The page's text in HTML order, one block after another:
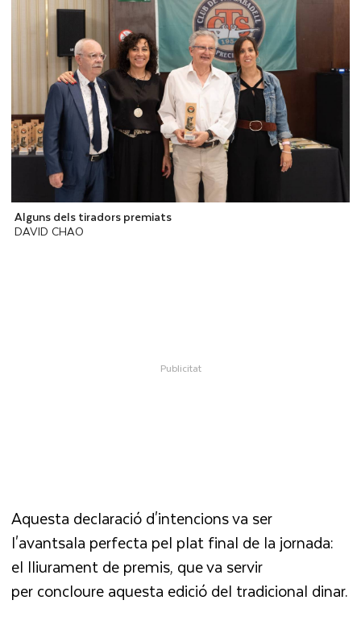
Alguns dels tiradors premiats
DAVID CHAO
Aquesta declaració d'intencions va ser
l'avantsala perfecta pel plat final de la jornada:
el lliurament de premis, que va servir
per concloure aquesta edició del tradicional dinar.